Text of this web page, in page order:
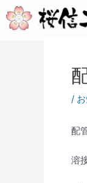
容
/
配
溶
投
稿
ゲ
ー
シ
ン